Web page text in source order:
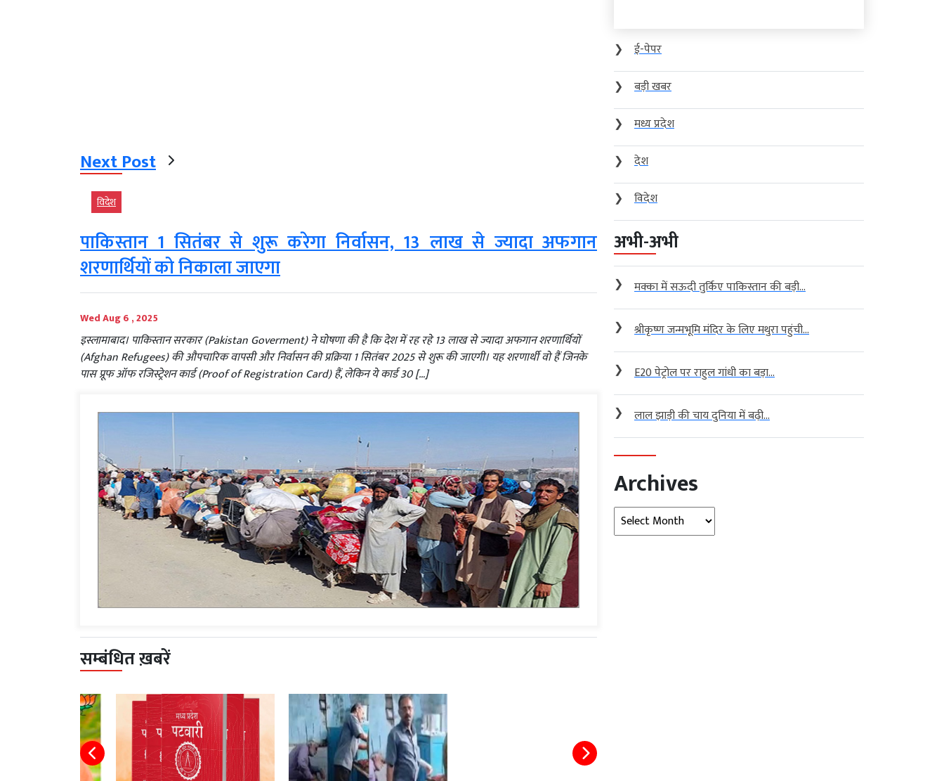
Next Post
विदेश
पाकिस्तान 1 सितंबर से शुरू करेगा निर्वासन, 13 लाख से ज्यादा अफगान
शरणार्थियों को निकाला जाएगा
Wed Aug 6 , 2025
इस्लामाबाद। पाकिस्तान सरकार (Pakistan Goverment) ने घोषणा की है कि देश में रह रहे 13 लाख से ज्यादा अफगान शरणार्थियों
(Afghan Refugees) की औपचारिक वापसी और निर्वासन की प्रक्रिया 1 सितंबर 2025 से शुरू की जाएगी। यह शरणार्थी वो हैं जिनके
पास प्रूफ ऑफ रजिस्ट्रेशन कार्ड (Proof of Registration Card) हैं, लेकिन ये कार्ड 30 […]
सम्बंधित ख़बरें
❯
ई-पेपर
❯
बड़ी खबर
❯
मध्य प्रदेश
❯
देश
❯
विदेश
अभी-अभी
❯ मक्का में सऊदी तुर्किए पाकिस्तान की बड़ी...
❯ श्रीकृष्ण जन्मभूमि मंदिर के लिए मथुरा पहुंची...
❯ E20 पेट्रोल पर राहुल गांधी का बड़ा...
❯ लाल झाड़ी की चाय दुनिया में बढ़ी...
Archives
Archives